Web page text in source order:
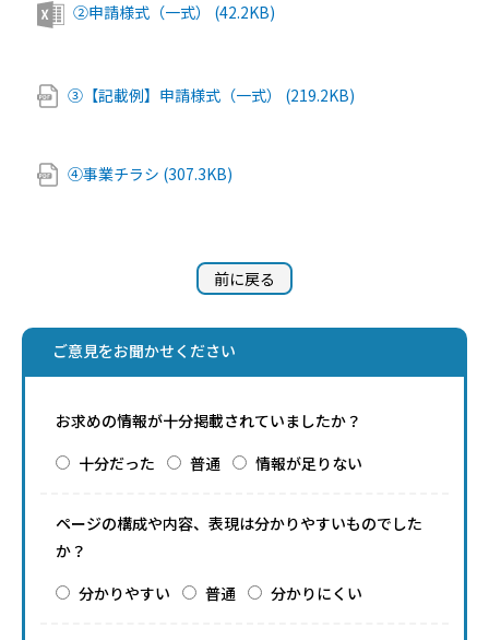
②申請様式（一式） (42.2KB)
③【記載例】申請様式（一式） (219.2KB)
④事業チラシ (307.3KB)
前に戻る
ご意見をお聞かせください
お求めの情報が十分掲載されていましたか？
十分だった
普通 情報が足りない
ページの構成や内容、表現は分かりやすいものでした
か？
分かりやすい
普通 分かりにくい